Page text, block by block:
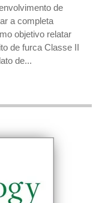
de
a completa
objetivo relatar
de furca Classe II
de...